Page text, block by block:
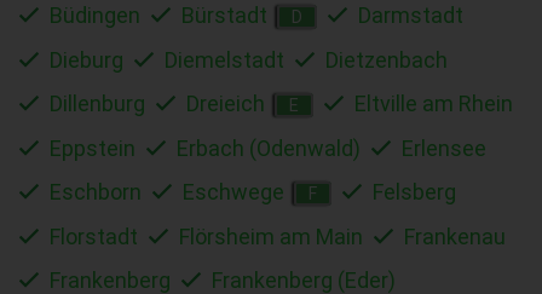
Büdingen
Bürstadt D
Darmstadt
Dieburg
Diemelstadt
Dietzenbach
Dillenburg
Dreieich E
Eltville am Rhein
Eppstein
Erbach (Odenwald)
Erlensee
Eschborn
Eschwege F
Felsberg
Florstadt
Flörsheim am Main
Frankenau
Frankenberg
Frankenberg (Eder)